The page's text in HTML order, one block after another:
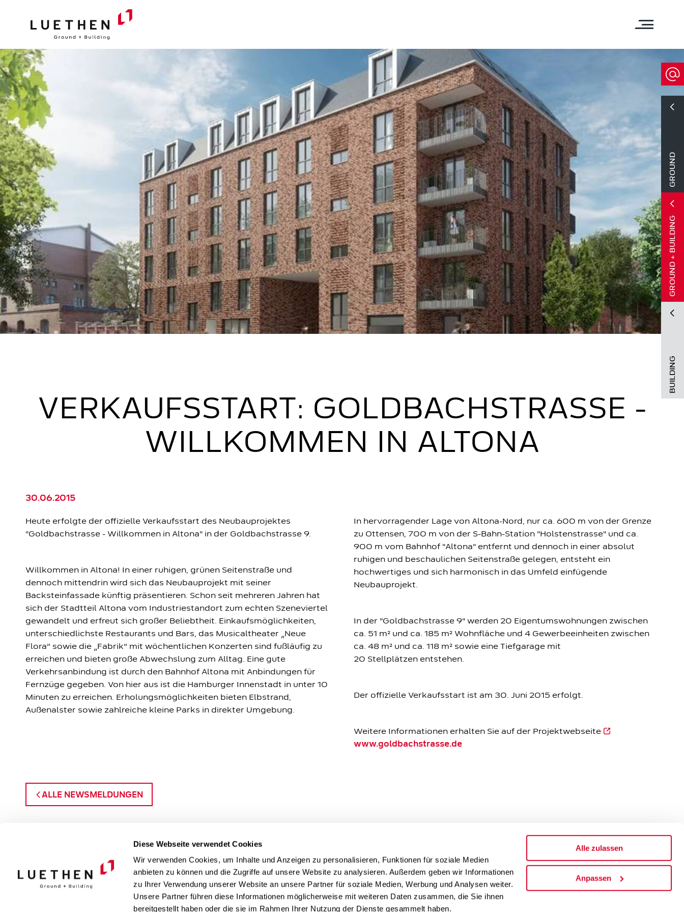
Diese Webseite verwendet Cookies
Wir verwenden Cookies, um Inhalte und Anzeigen zu personalisieren, Funktionen für soziale Medien
anbieten zu können und die Zugriffe auf unsere Website zu analysieren. Außerdem geben wir Informationen
zu Ihrer Verwendung unserer Website an unsere Partner für soziale Medien, Werbung und Analysen weiter.
Unsere Partner führen diese Informationen möglicherweise mit weiteren Daten zusammen, die Sie ihnen
bereitgestellt haben oder die sie im Rahmen Ihrer Nutzung der Dienste gesammelt haben.
Alle zulassen
Anpassen
VERKAUFSSTART: GOLDBACHSTRASSE -
WILLKOMMEN IN ALTONA
30.06.2015
Heute erfolgte der offizielle Verkaufsstart des Neubauprojektes
"Goldbachstrasse - Willkommen in Altona" in der Goldbachstrasse 9.
Willkommen in Altona! In einer ruhigen, grünen Seitenstraße und
dennoch mittendrin wird sich das Neubauprojekt mit seiner
Backsteinfassade künftig präsentieren. Schon seit mehreren Jahren hat
sich der Stadtteil Altona vom Industriestandort zum echten Szeneviertel
gewandelt und erfreut sich großer Beliebtheit. Einkaufsmöglichkeiten,
unterschiedlichste Restaurants und Bars, das Musicaltheater „Neue
Flora“ sowie die „Fabrik“ mit wöchentlichen Konzerten sind fußläufig zu
erreichen und bieten große Abwechslung zum Alltag. Eine gute
Verkehrsanbindung ist durch den Bahnhof Altona mit Anbindungen für
Fernzüge gegeben. Von hier aus ist die Hamburger Innenstadt in unter 10
Minuten zu erreichen. Erholungsmöglichkeiten bieten Elbstrand,
Außenalster sowie zahlreiche kleine Parks in direkter Umgebung.
In hervorragender Lage von Altona-Nord, nur ca. 600 m von der Grenze
zu Ottensen, 700 m von der S-Bahn-Station "Holstenstrasse" und ca.
900 m vom Bahnhof "Altona" entfernt und dennoch in einer absolut
ruhigen und beschaulichen Seitenstraße gelegen, entsteht ein
hochwertiges und sich harmonisch in das Umfeld einfügende
Neubauprojekt.
In der "Goldbachstrasse 9" werden 20 Eigentumswohnungen zwischen
ca. 51 m² und ca. 185 m² Wohnfläche und 4 Gewerbeeinheiten zwischen
ca. 48 m² und ca. 118 m² sowie eine Tiefgarage mit
20 Stellplätzen entstehen.
Der offizielle Verkaufsstart ist am 30. Juni 2015 erfolgt.
Weitere Informationen erhalten Sie auf der Projektwebseite
www.goldbachstrasse.de
ALLE NEWSMELDUNGEN
GROUND
GROUND + BUILDING
BUILDING